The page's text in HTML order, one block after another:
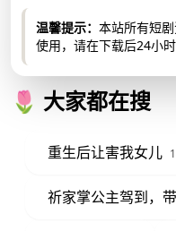
温馨提示： 本站所有短
使用，请在下载后24小时
🌷 大家都在搜
重生后让害我女儿
祈家掌公主驾到，